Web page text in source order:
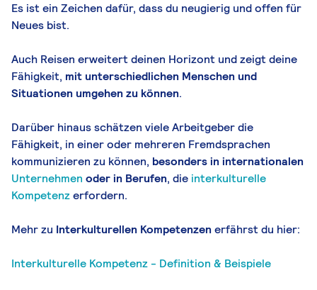
Es ist ein Zeichen dafür, dass du neugierig und offen für
Neues bist.
Auch Reisen erweitert deinen Horizont und zeigt deine
Fähigkeit, mit unterschiedlichen Menschen und
Situationen umgehen zu können.
Darüber hinaus schätzen viele Arbeitgeber die
Fähigkeit, in einer oder mehreren Fremdsprachen
kommunizieren zu können, besonders in internationalen
Unternehmen oder in Berufen, die interkulturelle
Kompetenzerfordern.
Mehr zu Interkulturellen Kompetenzenerfährst du hier:
Interkulturelle Kompetenz - Definition & Beispiele